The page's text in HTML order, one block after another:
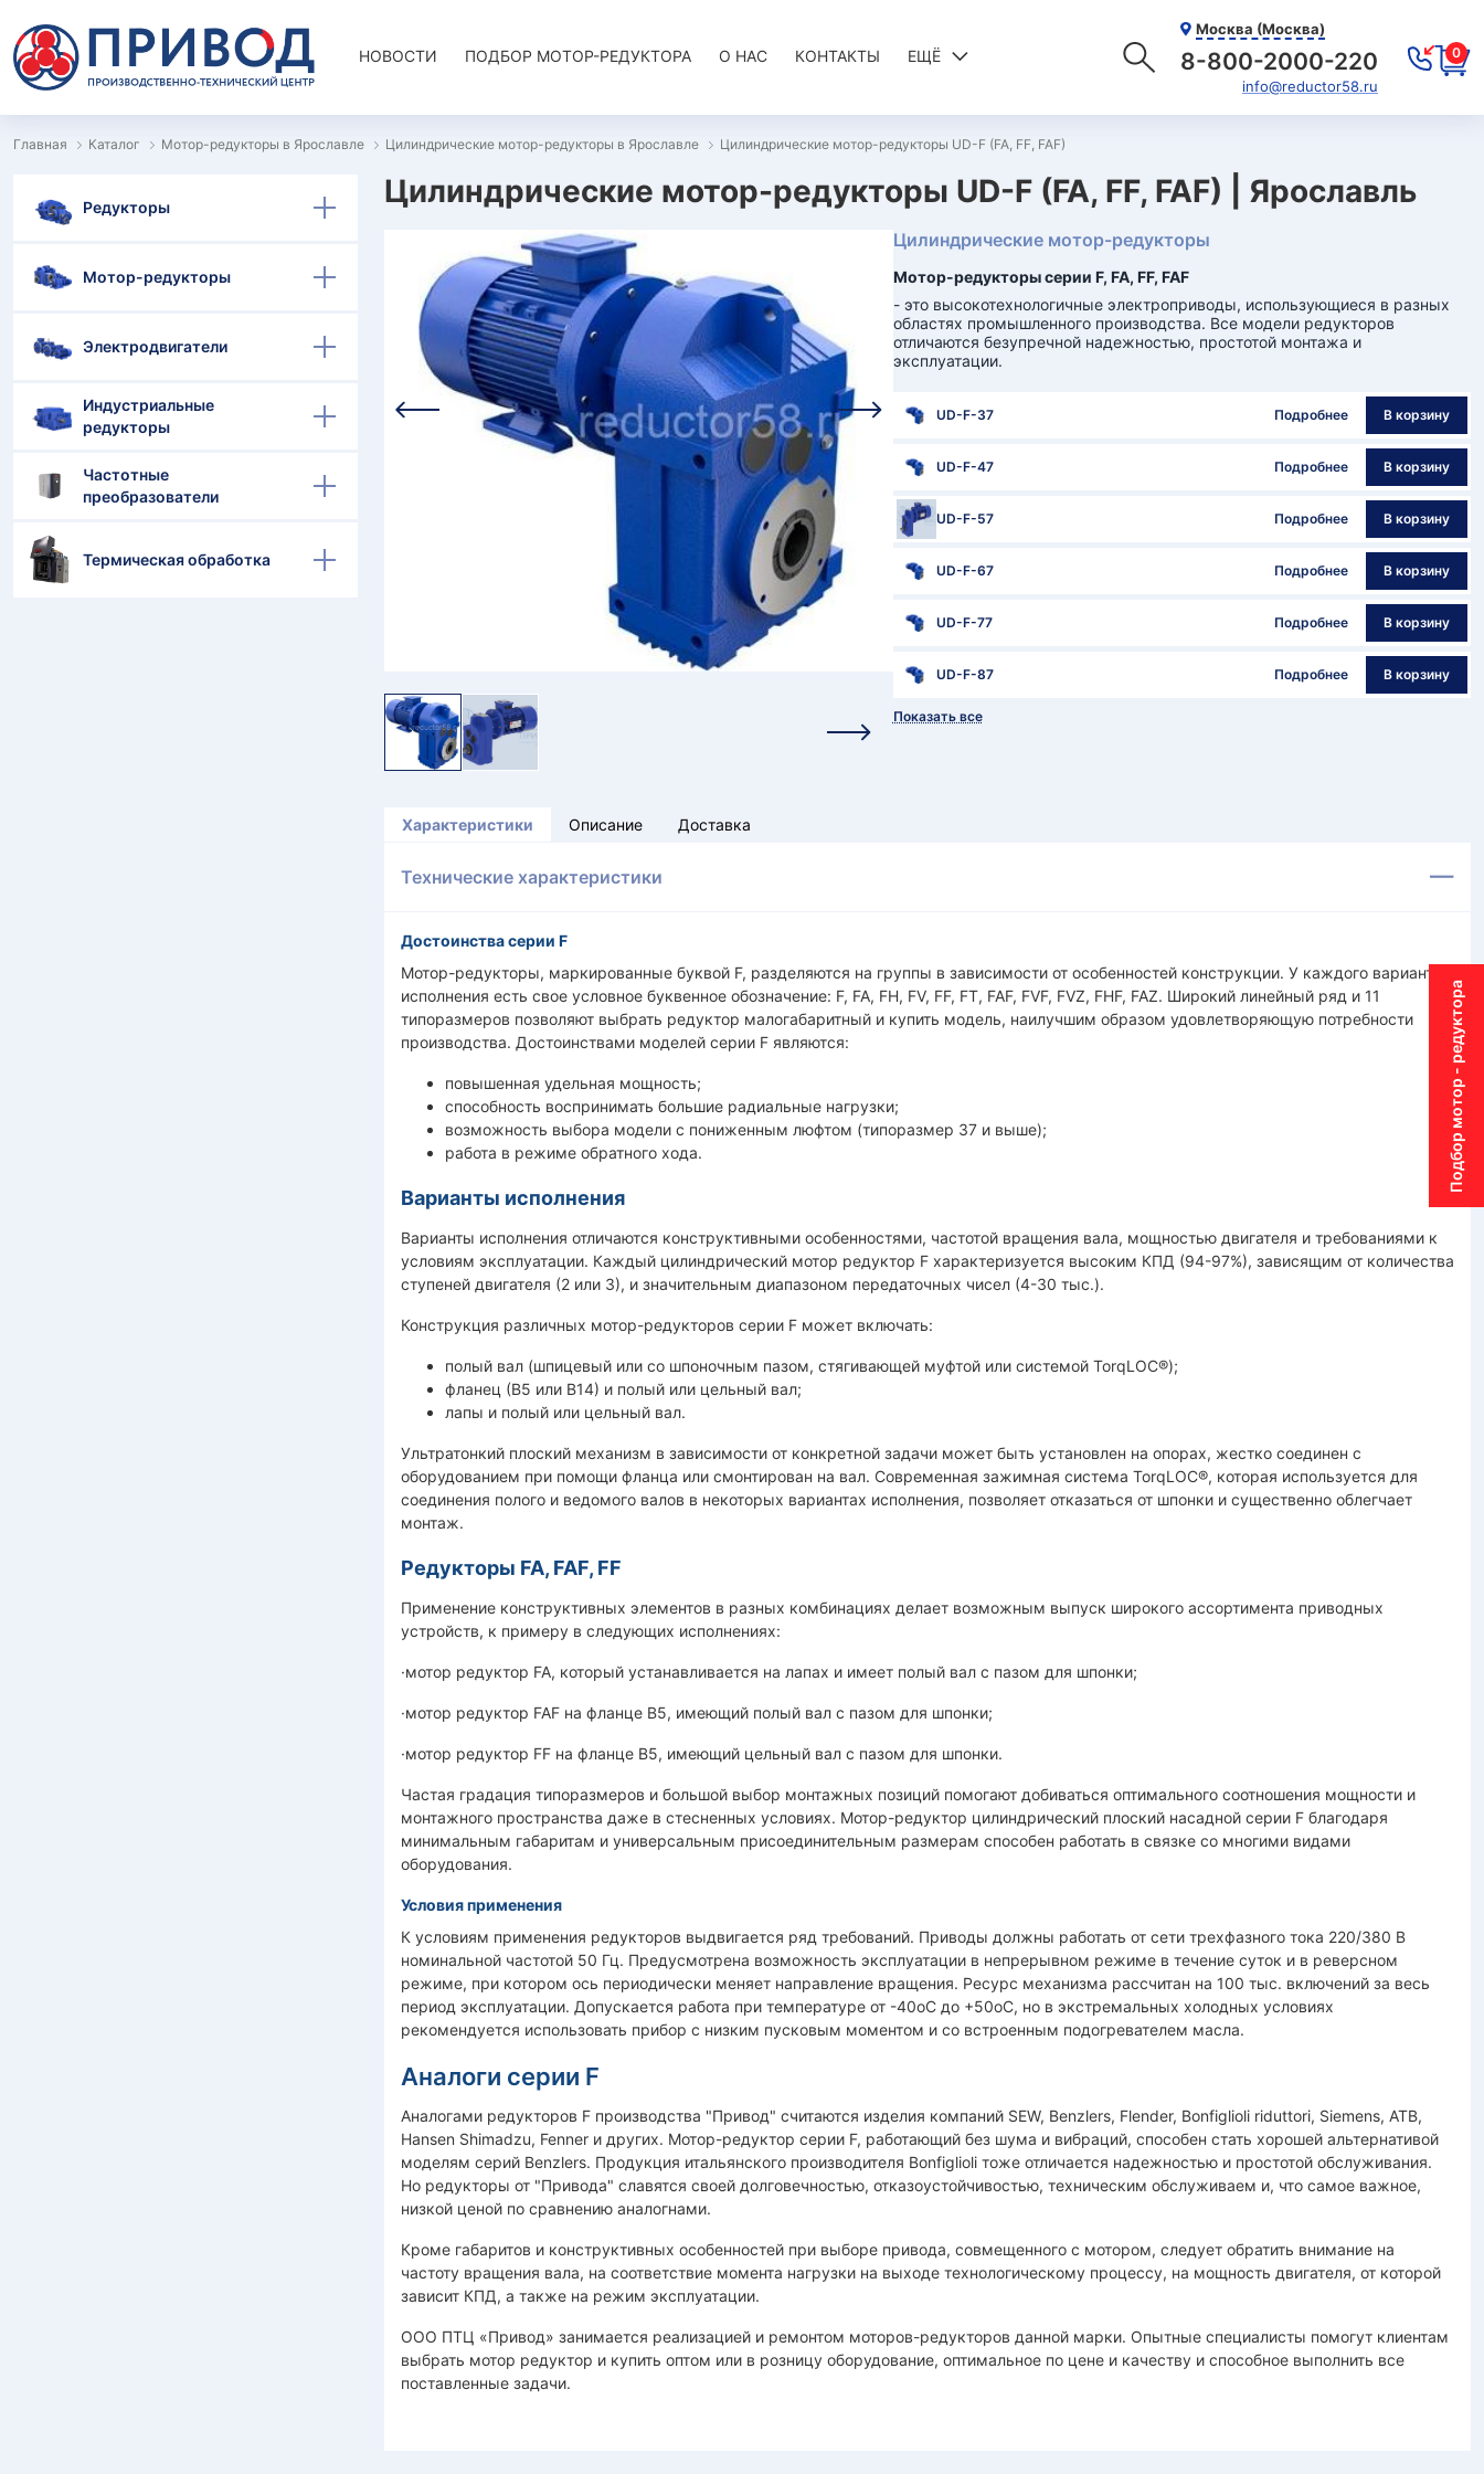
НОВОСТИ ПОДБОР МОТОР-РЕДУКТОРА О НАС КОНТАКТЫ ЕЩЁ
Москва (Москва)
8-800-2000-220
info@reductor58.ru
0
Подбор мотор - редуктора
Главная Каталог Мотор-редукторы в Ярославле Цилиндрические мотор-редукторы в Ярославле Цилиндрические мотор-редукторы UD-F (FA, FF, FAF)
Редукторы
Мотор-редукторы
Электродвигатели
Индустриальные
редукторы
Частотные
преобразователи
Термическая обработка
Цилиндрические мотор-редукторы UD-F (FA, FF, FAF) | Ярославль
Цилиндрические мотор-редукторы
Мотор-редукторы серии F, FA, FF, FAF
- это высокотехнологичные электроприводы, использующиеся в разных
областях промышленного производства. Все модели редукторов
отличаются безупречной надежностью, простотой монтажа и
эксплуатации.
UD-F-37 Подробнее В корзину
UD-F-47 Подробнее В корзину
UD-F-57 Подробнее В корзину
UD-F-67 Подробнее В корзину
UD-F-77 Подробнее В корзину
UD-F-87 Подробнее В корзину
Показать все
Характеристики Описание Доставка
Технические характеристики
Достоинства серии F
Мотор-редукторы, маркированные буквой F, разделяются на группы в зависимости от особенностей конструкции. У каждого варианта
исполнения есть свое условное буквенное обозначение: F, FA, FH, FV, FF, FT, FAF, FVF, FVZ, FHF, FAZ. Широкий линейный ряд и 11
типоразмеров позволяют выбрать редуктор малогабаритный и купить модель, наилучшим образом удовлетворяющую потребности
производства. Достоинствами моделей серии F являются:
повышенная удельная мощность;
способность воспринимать большие радиальные нагрузки;
возможность выбора модели с пониженным люфтом (типоразмер 37 и выше);
работа в режиме обратного хода.
Варианты исполнения
Варианты исполнения отличаются конструктивными особенностями, частотой вращения вала, мощностью двигателя и требованиями к
условиям эксплуатации. Каждый цилиндрический мотор редуктор F характеризуется высоким КПД (94-97%), зависящим от количества
ступеней двигателя (2 или 3), и значительным диапазоном передаточных чисел (4-30 тыс.).
Конструкция различных мотор-редукторов серии F может включать:
полый вал (шпицевый или со шпоночным пазом, стягивающей муфтой или системой TorqLOC®);
фланец (В5 или В14) и полый или цельный вал;
лапы и полый или цельный вал.
Ультратонкий плоский механизм в зависимости от конкретной задачи может быть установлен на опорах, жестко соединен с
оборудованием при помощи фланца или смонтирован на вал. Современная зажимная система TorqLOC®, которая используется для
соединения полого и ведомого валов в некоторых вариантах исполнения, позволяет отказаться от шпонки и существенно облегчает
монтаж.
Редукторы FA, FAF, FF
Применение конструктивных элементов в разных комбинациях делает возможным выпуск широкого ассортимента приводных
устройств, к примеру в следующих исполнениях:
·мотор редуктор FA, который устанавливается на лапах и имеет полый вал с пазом для шпонки;
·мотор редуктор FAF на фланце В5, имеющий полый вал с пазом для шпонки;
·мотор редуктор FF на фланце В5, имеющий цельный вал с пазом для шпонки.
Частая градация типоразмеров и большой выбор монтажных позиций помогают добиваться оптимального соотношения мощности и
монтажного пространства даже в стесненных условиях. Мотор-редуктор цилиндрический плоский насадной серии F благодаря
минимальным габаритам и универсальным присоединительным размерам способен работать в связке со многими видами
оборудования.
Условия применения
К условиям применения редукторов выдвигается ряд требований. Приводы должны работать от сети трехфазного тока 220/380 В
номинальной частотой 50 Гц. Предусмотрена возможность эксплуатации в непрерывном режиме в течение суток и в реверсном
режиме, при котором ось периодически меняет направление вращения. Ресурс механизма рассчитан на 100 тыс. включений за весь
период эксплуатации. Допускается работа при температуре от -40оС до +50оС, но в экстремальных холодных условиях
рекомендуется использовать прибор с низким пусковым моментом и со встроенным подогревателем масла.
Аналоги серии F
Аналогами редукторов F производства "Привод" считаются изделия компаний SEW, Benzlers, Flender, Bonfiglioli riduttori, Siemens, ATB,
Hansen Shimadzu, Fenner и других. Мотор-редуктор серии F, работающий без шума и вибраций, способен стать хорошей альтернативой
моделям серий Benzlers. Продукция итальянского производителя Bonfiglioli тоже отличается надежностью и простотой обслуживания.
Но редукторы от "Привода" славятся своей долговечностью, отказоустойчивостью, техническим обслуживаем и, что самое важное,
низкой ценой по сравнению аналогнами.
Кроме габаритов и конструктивных особенностей при выборе привода, совмещенного с мотором, следует обратить внимание на
частоту вращения вала, на соответствие момента нагрузки на выходе технологическому процессу, на мощность двигателя, от которой
зависит КПД, а также на режим эксплуатации.
ООО ПТЦ «Привод» занимается реализацией и ремонтом моторов-редукторов данной марки. Опытные специалисты помогут клиентам
выбрать мотор редуктор и купить оптом или в розницу оборудование, оптимальное по цене и качеству и способное выполнить все
поставленные задачи.